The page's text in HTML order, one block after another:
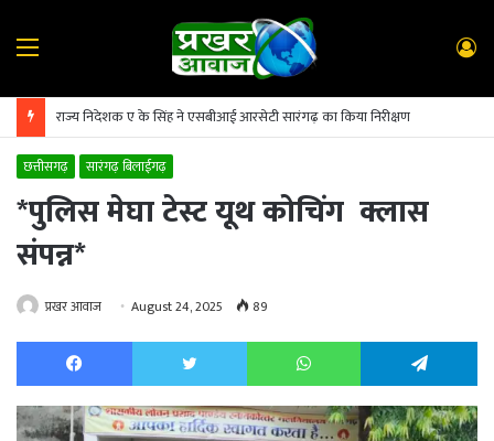
Menu
राज्य निदेशक ए के सिंह ने एसबीआई आरसेटी सारंगढ़ का किया निरीक्षण
छत्तीसगढ़ सारंगढ़ बिलाईगढ़
*पुलिस मेघा टेस्ट यूथ कोचिंग क्लास
संपन्न*
प्रखर आवाज August 24, 2025 89
Facebook Twitter WhatsApp